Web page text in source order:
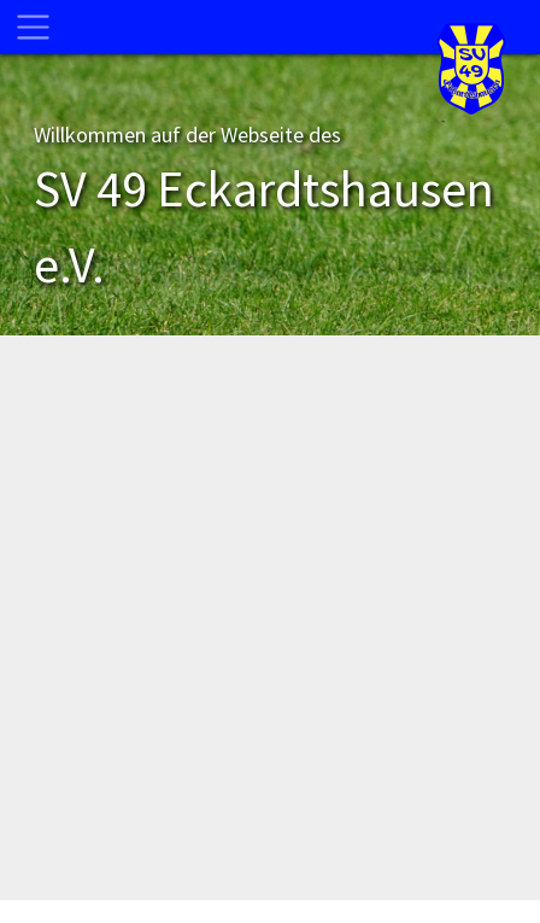
Willkommen auf der Webseite des
SV 49 Eckardtshausen
e.V.